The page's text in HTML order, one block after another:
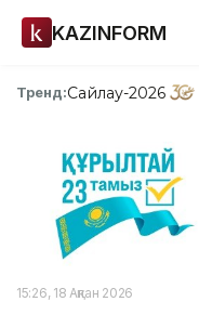
KAZINFORM
Тренд:Сайлау-2026
15:26, 18 Ақпан 2026